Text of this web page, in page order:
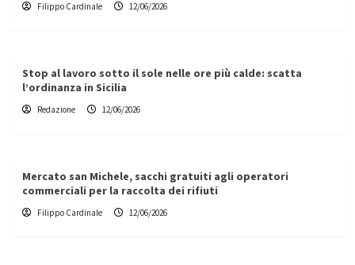
Filippo Cardinale 12/06/2026
Stop al lavoro sotto il sole nelle ore più calde: scatta
l’ordinanza in Sicilia
Redazione 12/06/2026
Mercato san Michele, sacchi gratuiti agli operatori
commerciali per la raccolta dei rifiuti
Filippo Cardinale 12/06/2026